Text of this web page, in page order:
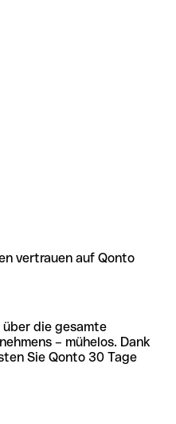
vertrauen auf Qonto
die gesamte
– mühelos. Dank
Sie Qonto 30 Tage